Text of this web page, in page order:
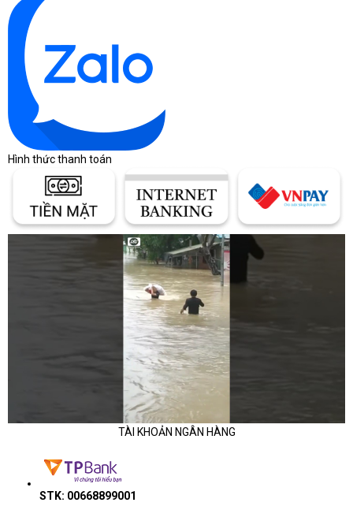
Hình thức thanh toán
TÀI KHOẢN NGÂN HÀNG
STK: 00668899001